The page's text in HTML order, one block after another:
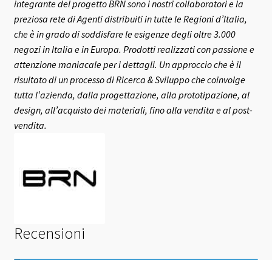
integrante del progetto BRN sono i nostri collaboratori e la
preziosa rete di Agenti distribuiti in tutte le Regioni d’Italia,
che è in grado di soddisfare le esigenze degli oltre 3.000
negozi in Italia e in Europa. Prodotti realizzati con passione e
attenzione maniacale per i dettagli. Un approccio che è il
risultato di un processo di Ricerca & Sviluppo che coinvolge
tutta l’azienda, dalla progettazione, alla prototipazione, al
design, all’acquisto dei materiali, fino alla vendita e al post-
vendita.
Recensioni